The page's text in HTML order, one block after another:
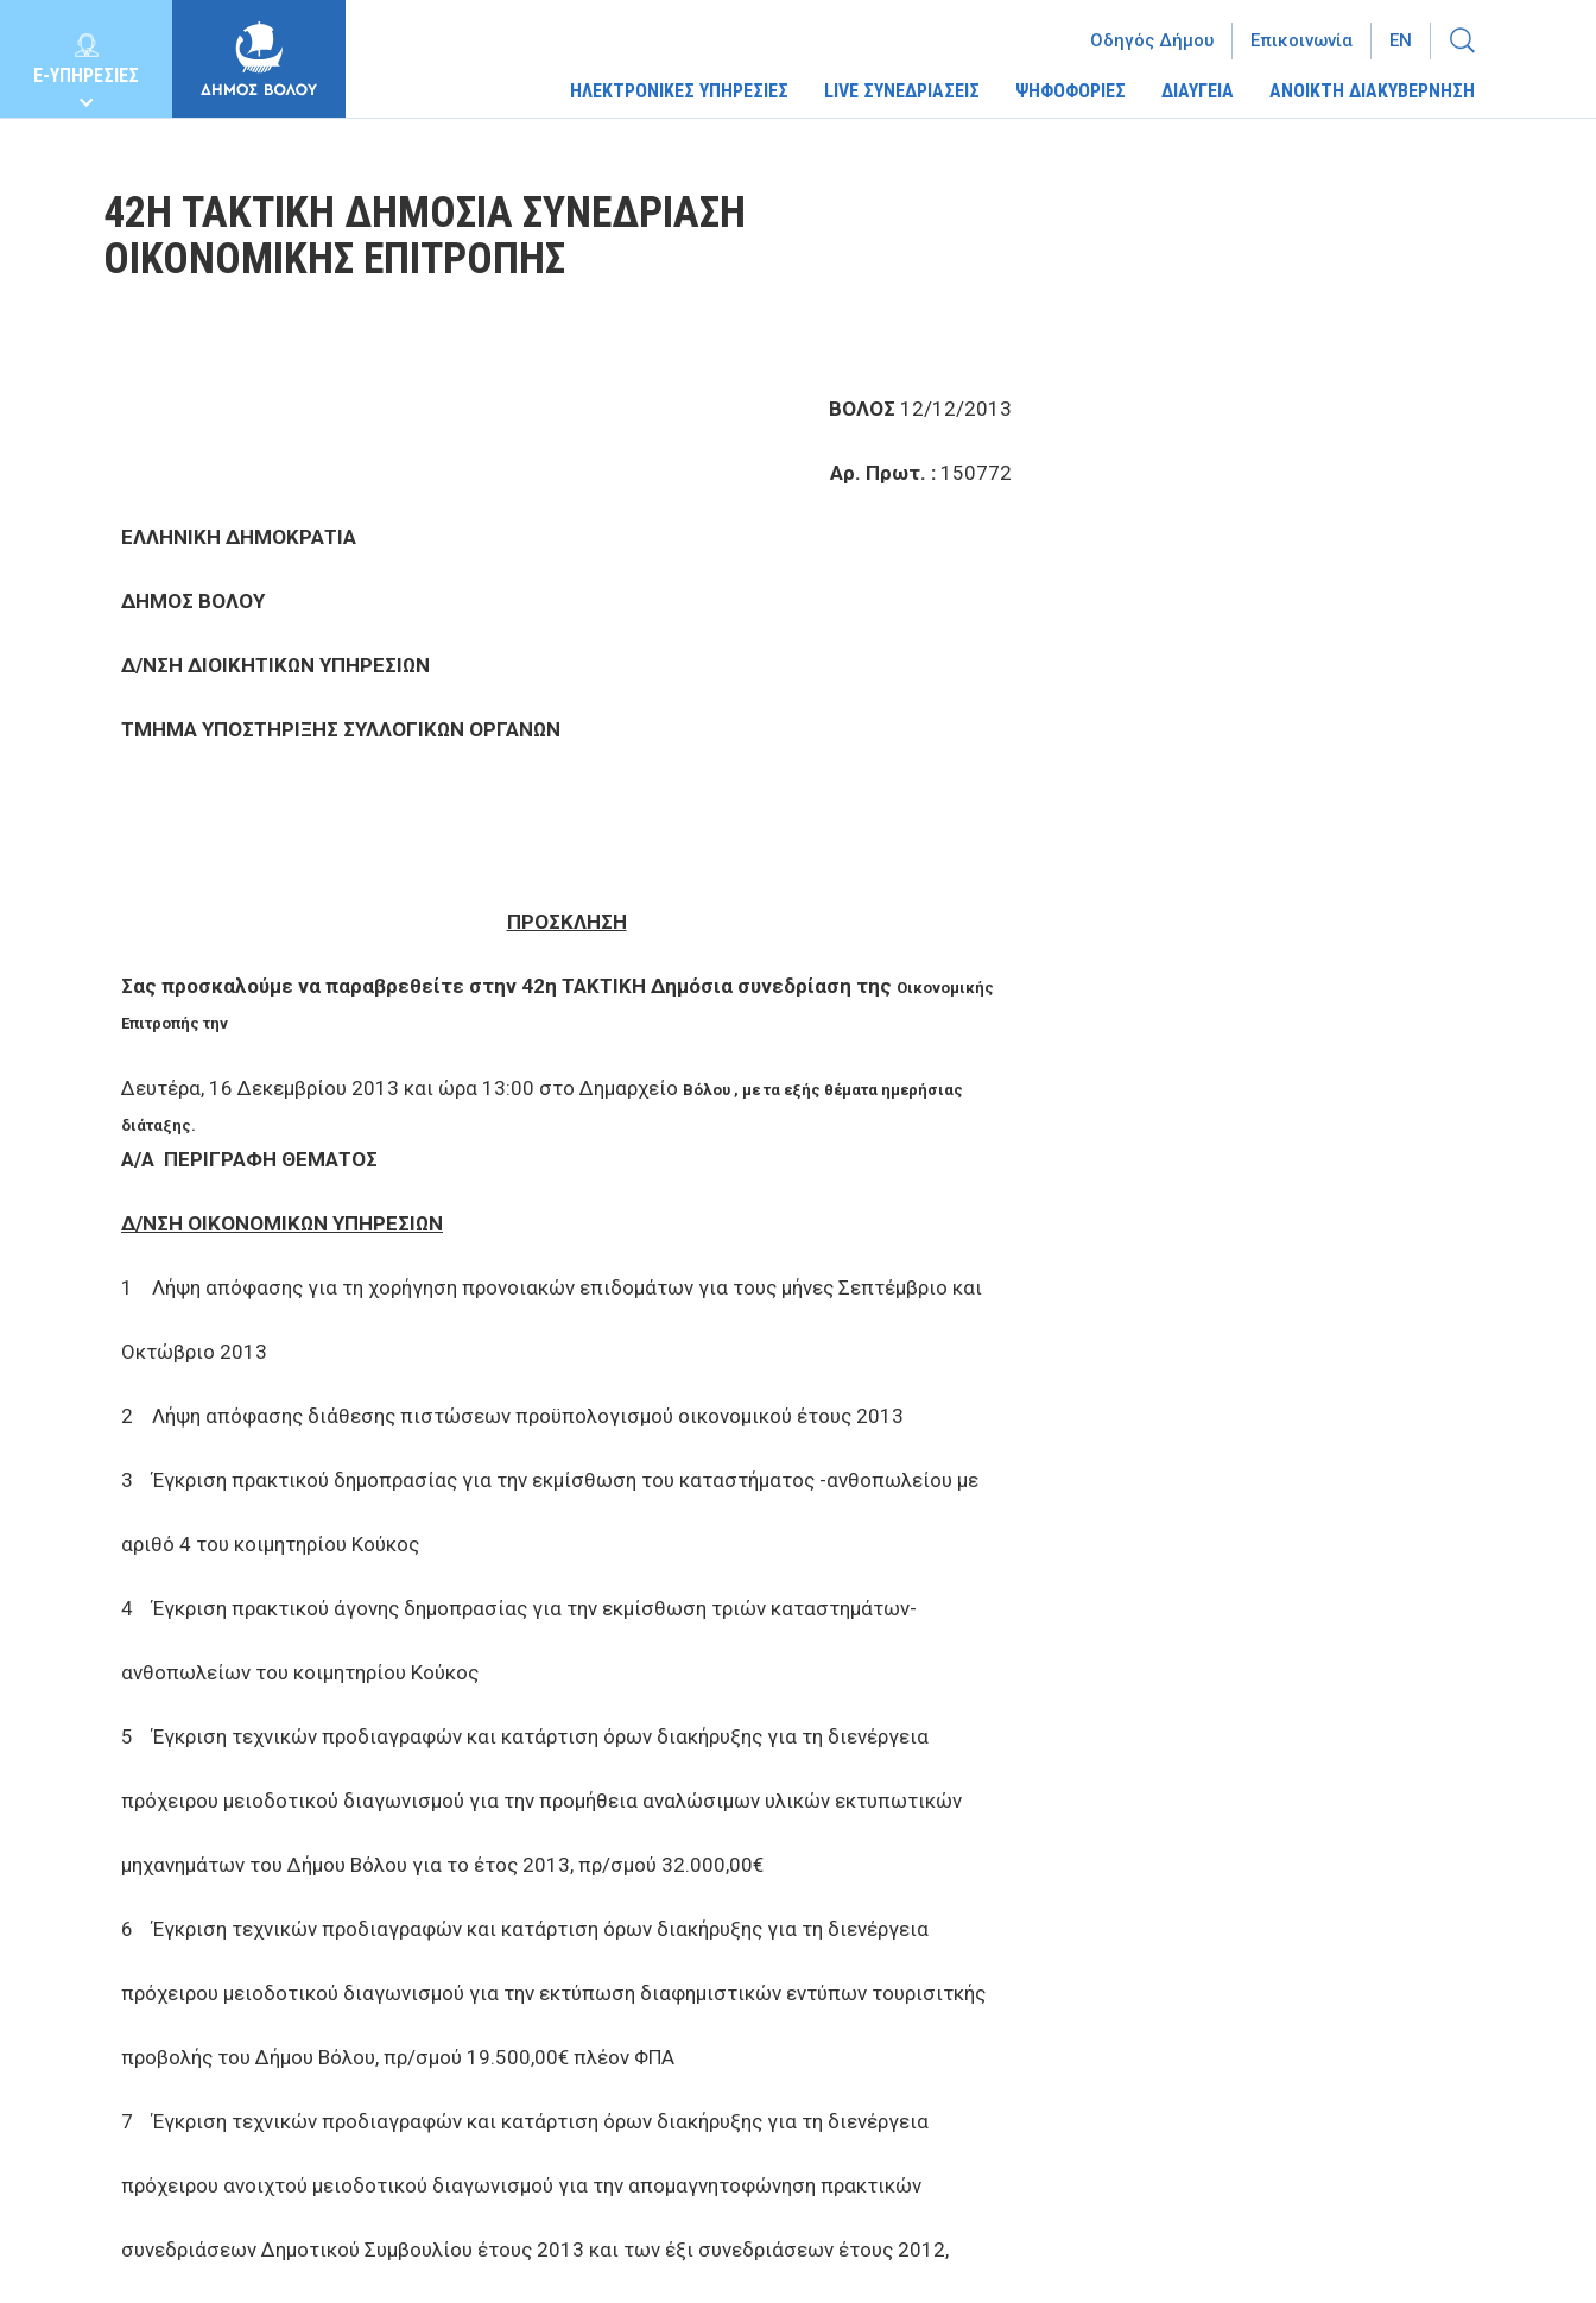
E-ΥΠΗΡΕΣΙΕΣ
ΕΠΙΧΕΙΡΗΣΕΙΣ
ΕΠΙΣΚΕΠΤΕΣ
ΗΛΕΚΤΡΟΝΙΚΕΣ ΥΠΗΡΕΣΙΕΣ LIVE ΣΥΝΕΔΡΙΑΣΕΙΣ ΨΗΦΟΦΟΡΙΕΣ ΔΙΑΥΓΕΙΑ ΑΝΟΙΚΤΗ ΔΙΑΚΥΒΕΡΝΗΣΗ
Οδηγός Δήμου Επικοινωνία EN
42Η ΤΑΚΤΙΚΗ ΔΗΜΟΣΙΑ ΣΥΝΕΔΡΙΑΣΗ
ΟΙΚΟΝΟΜΙΚΗΣ ΕΠΙΤΡΟΠΗΣ
ΒΟΛΟΣ 12/12/2013
Αρ. Πρωτ. : 150772
ΕΛΛΗΝΙΚΗ ΔΗΜΟΚΡΑΤΙΑ
ΔΗΜΟΣ ΒΟΛΟΥ
Δ/ΝΣΗ ΔΙΟΙΚΗΤΙΚΩΝ ΥΠΗΡΕΣΙΩΝ
ΤΜΗΜΑ ΥΠΟΣΤΗΡΙΞΗΣ ΣΥΛΛΟΓΙΚΩΝ ΟΡΓΑΝΩΝ
ΠΡΟΣΚΛΗΣΗ
Σας προσκαλούμε να παραβρεθείτε στην 42η ΤΑΚΤΙΚΗ Δημόσια συνεδρίαση της Οικονομικής
Επιτροπής την
Δευτέρα, 16 Δεκεμβρίου 2013 και ώρα 13:00 στο Δημαρχείο Βόλου , με τα εξής θέματα ημερήσιας
διάταξης.
Α/Α ΠΕΡΙΓΡΑΦΗ ΘΕΜΑΤΟΣ
Δ/ΝΣΗ ΟΙΚΟΝΟΜΙΚΩΝ ΥΠΗΡΕΣΙΩΝ
1 Λήψη απόφασης για τη χορήγηση προνοιακών επιδομάτων για τους μήνες Σεπτέμβριο και
Οκτώβριο 2013
2 Λήψη απόφασης διάθεσης πιστώσεων προϋπολογισμού οικονομικού έτους 2013
3 Έγκριση πρακτικού δημοπρασίας για την εκμίσθωση του καταστήματος -ανθοπωλείου με
αριθό 4 του κοιμητηρίου Κούκος
4 Έγκριση πρακτικού άγονης δημοπρασίας για την εκμίσθωση τριών καταστημάτων-
ανθοπωλείων του κοιμητηρίου Κούκος
5 Έγκριση τεχνικών προδιαγραφών και κατάρτιση όρων διακήρυξης για τη διενέργεια
πρόχειρου μειοδοτικού διαγωνισμού για την προμήθεια αναλώσιμων υλικών εκτυπωτικών
μηχανημάτων του Δήμου Βόλου για το έτος 2013, πρ/σμού 32.000,00€
6 Έγκριση τεχνικών προδιαγραφών και κατάρτιση όρων διακήρυξης για τη διενέργεια
πρόχειρου μειοδοτικού διαγωνισμού για την εκτύπωση διαφημιστικών εντύπων τουρισιτκής
προβολής του Δήμου Βόλου, πρ/σμού 19.500,00€ πλέον ΦΠΑ
7 Έγκριση τεχνικών προδιαγραφών και κατάρτιση όρων διακήρυξης για τη διενέργεια
πρόχειρου ανοιχτού μειοδοτικού διαγωνισμού για την απομαγνητοφώνηση πρακτικών
συνεδριάσεων Δημοτικού Συμβουλίου έτους 2013 και των έξι συνεδριάσεων έτους 2012,